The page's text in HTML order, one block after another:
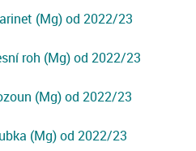
(Mg) od 2022/23
roh (Mg) od 2022/23
(Mg) od 2022/23
(Mg) od 2022/23